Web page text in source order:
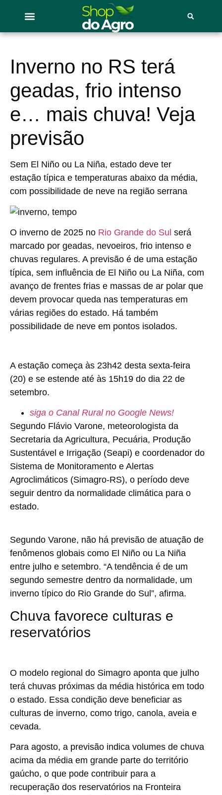
Inverno no RS terá
geadas, frio intenso
e… mais chuva! Veja
previsão
Sem El Niño ou La Niña, estado deve ter
estação típica e temperaturas abaixo da média,
com possibilidade de neve na região serrana
O inverno de 2025 no Rio Grande do Sul será
marcado por geadas, nevoeiros, frio intenso e
chuvas regulares. A previsão é de uma estação
típica, sem influência de El Niño ou La Niña, com
avanço de frentes frias e massas de ar polar que
devem provocar queda nas temperaturas em
várias regiões do estado. Há também
possibilidade de neve em pontos isolados.
A estação começa às 23h42 desta sexta-feira
(20) e se estende até às 15h19 do dia 22 de
setembro.
siga o Canal Rural no Google News!
Segundo Flávio Varone, meteorologista da
Secretaria da Agricultura, Pecuária, Produção
Sustentável e Irrigação (Seapi) e coordenador do
Sistema de Monitoramento e Alertas
Agroclimáticos (Simagro-RS), o período deve
seguir dentro da normalidade climática para o
estado.
Segundo Varone, não há previsão de atuação de
fenômenos globais como El Niño ou La Niña
entre julho e setembro. “A tendência é de um
segundo semestre dentro da normalidade, um
inverno típico do Rio Grande do Sul”, afirma.
Chuva favorece culturas e
reservatórios
O modelo regional do Simagro aponta que julho
terá chuvas próximas da média histórica em todo
o estado. Essa condição deve beneficiar as
culturas de inverno, como trigo, canola, aveia e
cevada.
Para agosto, a previsão indica volumes de chuva
acima da média em grande parte do território
gaúcho, o que pode contribuir para a
recuperação dos reservatórios na Fronteira